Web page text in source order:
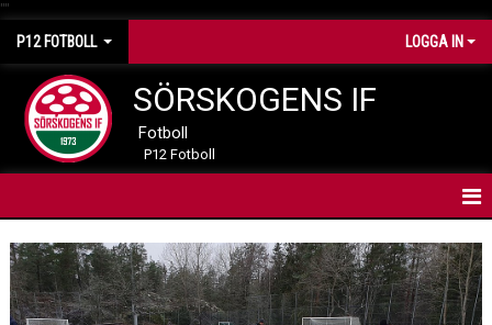
""
P12 FOTBOLL LOGGA IN
SÖRSKOGENS IF
Fotboll
P12 Fotboll
HEM
NYHETER